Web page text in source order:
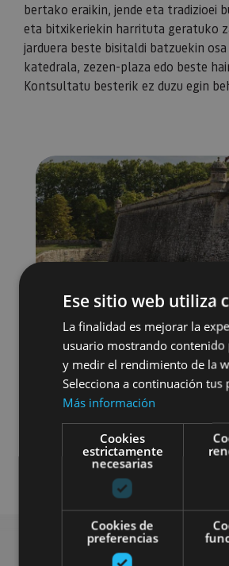
bertako eraikin, jende eta tradizioei
eta bitxikeriekin harrituta geratuko
jarduera beste bisitaldi batzuekin
katedrala, zezen-plaza edo beste
Kontsultatu besterik ez duzu egin
Localidades
Camino de Santiago
Ese sitio web utiliza
La finalidad es mejorar la
usuario mostrando contenido
y medir el rendimiento de la
Selecciona a continuación tus
Más información
Cookies
estrictamente
necesarias
Cookies de
preferencias